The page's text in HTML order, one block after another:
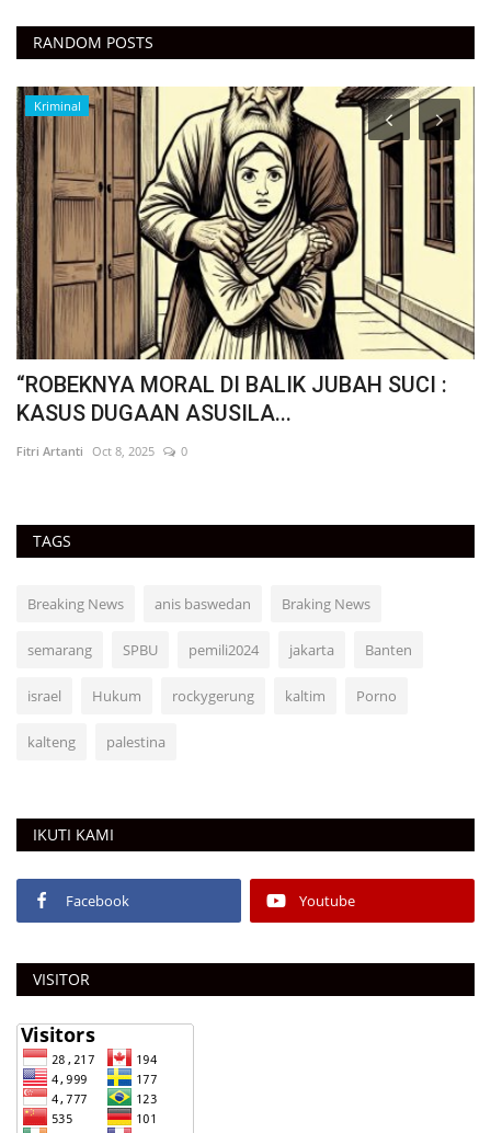
RANDOM POSTS
Kriminal
“ROBEKNYA MORAL DI BALIK JUBAH SUCI :
KASUS DUGAAN ASUSILA...
Fitri Artanti Oct 8, 2025 0
TAGS
Breaking News anis baswedan Braking News
semarang SPBU pemili2024 jakarta Banten
israel Hukum rockygerung kaltim Porno
kalteng palestina
IKUTI KAMI
Facebook Youtube
VISITOR